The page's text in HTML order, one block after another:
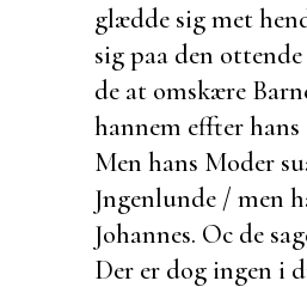
glædde sig met
sig paa den
de at omskære
hannem effter hans
Men hans Moder
Jngenlunde / men
Johannes. Oc de
Der er dog ingen i